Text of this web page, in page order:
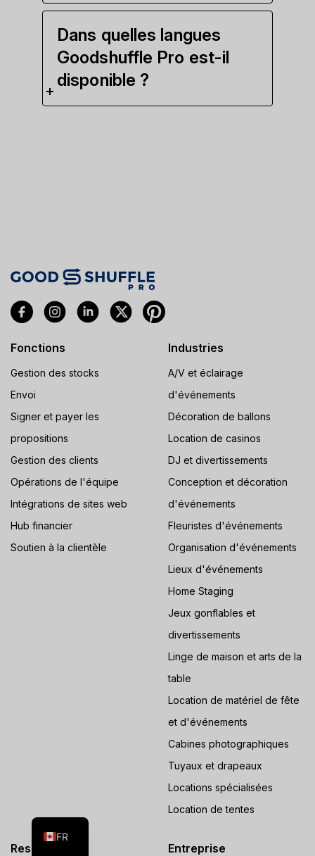
Dans quelles langues
Goodshuffle Pro est-il
disponible ?
Fonctions
Gestion des stocks
Envoi
Signer et payer les
propositions
Gestion des clients
Opérations de l'équipe
Intégrations de sites web
Hub financier
Soutien à la clientèle
Industries
A/V et éclairage
d'événements
Décoration de ballons
Location de casinos
DJ et divertissements
Conception et décoration
d'événements
Fleuristes d'événements
Organisation d'événements
Lieux d'événements
Home Staging
Jeux gonflables et
divertissements
Linge de maison et arts de la
table
Location de matériel de fête
et d'événements
Cabines photographiques
Tuyaux et drapeaux
Locations spécialisées
Location de tentes
Ressources Entreprise
FR